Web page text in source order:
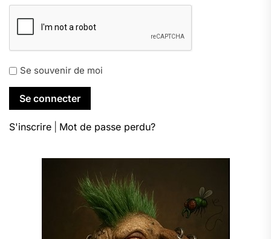
Se souvenir de moi
S'inscrire Mot de passe perdu?